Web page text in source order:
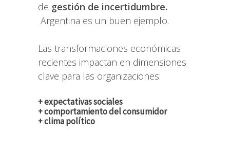
de gestión de incertidumbre.
Argentina es un buen ejemplo.
Las transformaciones económicas
recientes impactan en dimensiones
clave para las organizaciones:
+ expectativas sociales
+ comportamiento del consumidor
+ clima político